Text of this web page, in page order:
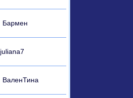
Бармен
juliana7
ВаленТина